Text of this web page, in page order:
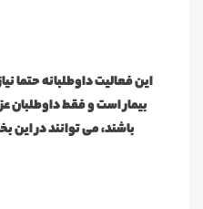
این فعالیت داوطلبانه حتما
بیمار است و فقط داوطلبان
باشند، می توانند در